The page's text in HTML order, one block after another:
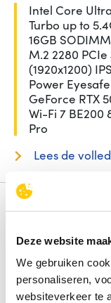
Deze website
We gebruiken
personaliseren,
websiteverkeer te
Intel Core
Turbo up to
16GB
M.2 2280
(1920x1200)
Power
GeForce RTX
Wi-Fi 7 BE200
Pro
Lees de
Specificaties
Intern geheugen
Opslagcapaciteit
Processorfamilie